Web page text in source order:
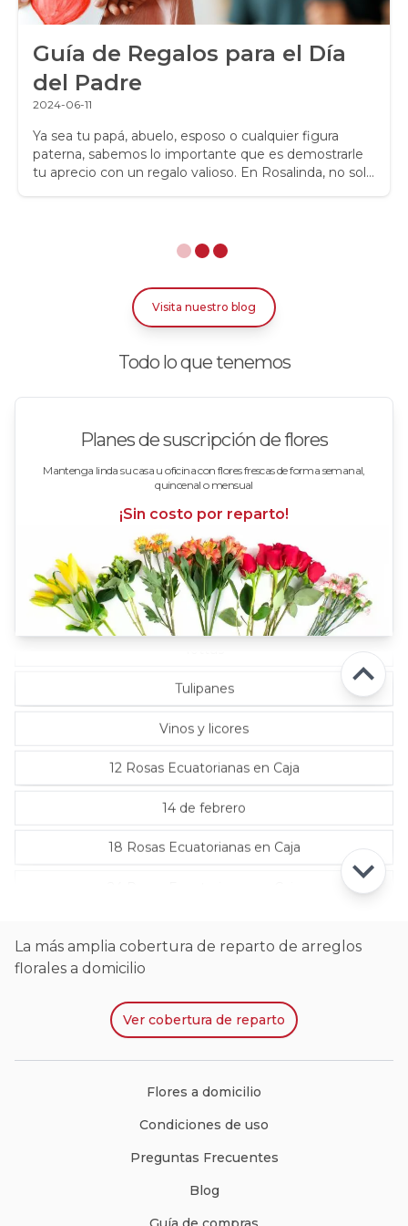
Guía de Regalos para el Día
del Padre
2024-06-11
Ya sea tu papá, abuelo, esposo o cualquier figura
paterna, sabemos lo importante que es demostrarle
tu aprecio con un regalo valioso. En Rosalinda, no solo
Visita nuestro blog
Todo lo que tenemos
Planes de suscripción de flores
Mantenga linda su casa u oficina con flores frescas de forma semanal,
quincenal o mensual
¡Sin costo por reparto!
12 Rosas Ecuatorianas en Caja
14 de febrero
18 Rosas Ecuatorianas en Caja
Regalos para niños
Rosas
Rosas Arcoíris
Rosas Azules
Rosas Blancas
Rosas Damasco
Rosas Ecuatorianas en Caja
Rosas en arreglos
Rosas Fucsia
Rosas Lila
Rosas Rojas
Rosas Rosadas
Rosas verde limón
Tulipanes
Vinos y licores
La más amplia cobertura de reparto de arreglos
florales a domicilio
Ver cobertura de reparto
Flores a domicilio
Condiciones de uso
Preguntas Frecuentes
Blog